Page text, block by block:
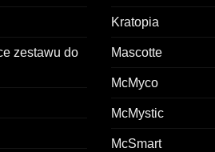
zestawu do
Kratopia
Mascotte
McMyco
McMystic
McSmart